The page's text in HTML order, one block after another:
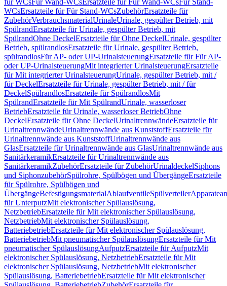
für WCsFür Wand-WCsErsatzteile für Für Wand-WCsFür Stand-
WCsErsatzteile für Für Stand-WCsZubehörErsatzteile für
ZubehörVerbrauchsmaterialUrinaleUrinale, gespülter Betrieb, mit
SpülrandErsatzteile für Urinale, gespülter Betrieb, mit
SpülrandOhne DeckelErsatzteile für Ohne DeckelUrinale, gespülter
Betrieb, spülrandlosErsatzteile für Urinale, gespülter Betrieb,
spülrandlosFür AP- oder UP-UrinalsteuerungErsatzteile für Für AP-
oder UP-UrinalsteuerungMit integrierter UrinalsteuerungErsatzteile
für Mit integrierter UrinalsteuerungUrinale, gespülter Betrieb, mit /
für DeckelErsatzteile für Urinale, gespülter Betrieb, mit / für
DeckelSpülrandlosErsatzteile für SpülrandlosMit
SpülrandErsatzteile für Mit SpülrandUrinale, wasserloser
BetriebErsatzteile für Urinale, wasserloser BetriebOhne
DeckelErsatzteile für Ohne DeckelUrinaltrennwändeErsatzteile für
UrinaltrennwändeUrinaltrennwände aus KunststoffErsatzteile für
Urinaltrennwände aus KunststoffUrinaltrennwände aus
GlasErsatzteile für Urinaltrennwände aus GlasUrinaltrennwände aus
SanitärkeramikErsatzteile für Urinaltrennwände aus
SanitärkeramikZubehörErsatzteile für ZubehörUrinaldeckelSiphons
und SiphonzubehörSpülrohre, Spülbögen und ÜbergängeErsatzteile
für Spülrohre, Spülbögen und
ÜbergängeBefestigungsmaterialAblaufventileSpülverteiler
für UnterputzMit elektronischer Spülauslösung,
NetzbetriebErsatzteile für Mit elektronischer Spülauslösung,
NetzbetriebMit elektronischer Spülauslösung,
BatteriebetriebErsatzteile für Mit elektronischer Spülauslösung,
BatteriebetriebMit pneumatischer SpülauslösungErsatzteile für Mit
pneumatischer SpülauslösungAufputzErsatzteile für AufputzMit
elektronischer Spülauslösung, NetzbetriebErsatzteile für Mit
elektronischer Spülauslösung, NetzbetriebMit elektronischer
Spülauslösung, BatteriebetriebErsatzteile für Mit elektronischer